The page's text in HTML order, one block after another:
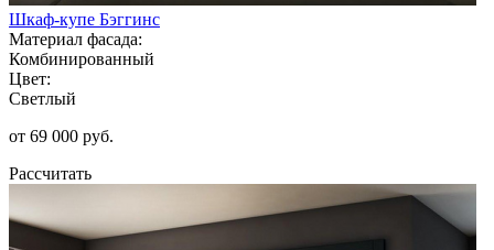
Шкаф-купе Бэггинс
Материал фасада:
Комбинированный
Цвет:
Светлый
от 69 000 руб.
Рассчитать